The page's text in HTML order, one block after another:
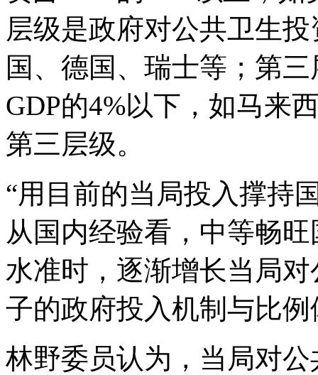
层级是政府对公共卫生
国、德国、瑞士等；第
GDP的4%以下，如马来
第三层级。
“用目前的当局投入撑持
从国内经验看，中等畅
水准时，逐渐增长当局
子的政府投入机制与比
林野委员认为，当局对